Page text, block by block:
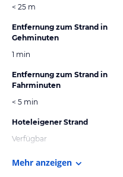
< 25 m
Entfernung zum Strand in
Gehminuten
1 min
Entfernung zum Strand in
Fahrminuten
< 5 min
Hoteleigener Strand
Verfügbar
Mehr anzeigen